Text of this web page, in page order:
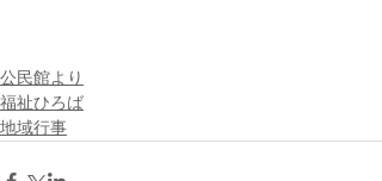
公民館より
福祉ひろば
地域行事